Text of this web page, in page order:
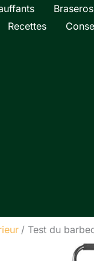
Braseros
Recettes
Test du